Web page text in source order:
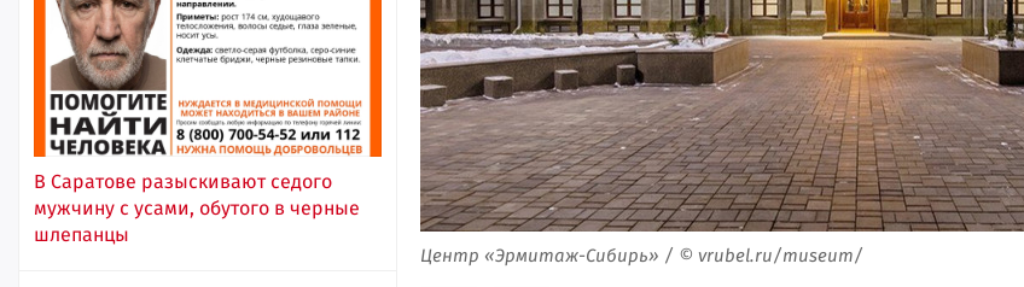
В Саратове разыскивают седого
мужчину с усами, обутого в черные
шлепанцы
Центр «Эрмитаж-Сибирь» / © vrubel.ru/museum/